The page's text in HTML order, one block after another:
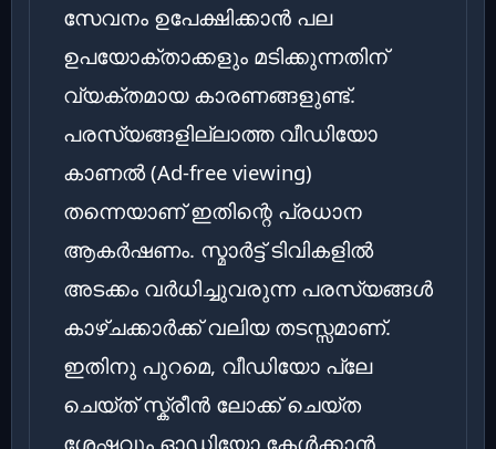
സേവനം ഉപേക്ഷിക്കാൻ പല
ഉപയോക്താക്കളും മടിക്കുന്നതിന്
വ്യക്തമായ കാരണങ്ങളുണ്ട്.
പരസ്യങ്ങളില്ലാത്ത വീഡിയോ
കാണൽ (Ad-free viewing)
തന്നെയാണ് ഇതിന്റെ പ്രധാന
ആകർഷണം. സ്മാർട്ട് ടിവികളിൽ
അടക്കം വർധിച്ചുവരുന്ന പരസ്യങ്ങൾ
കാഴ്ചക്കാർക്ക് വലിയ തടസ്സമാണ്.
ഇതിനു പുറമെ, വീഡിയോ പ്ലേ
ചെയ്ത് സ്ക്രീൻ ലോക്ക് ചെയ്ത
ശേഷവും ഓഡിയോ കേൾക്കാൻ